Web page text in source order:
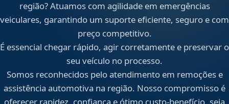
região? Atuamos com agilidade em emergências
veiculares, garantindo um suporte eficiente, seguro e com
preço competitivo.
É essencial chegar rápido, agir corretamente e preservar o
seu veículo no processo.
Somos reconhecidos pelo atendimento em remoções e
assistência automotiva na região. Nosso compromisso é